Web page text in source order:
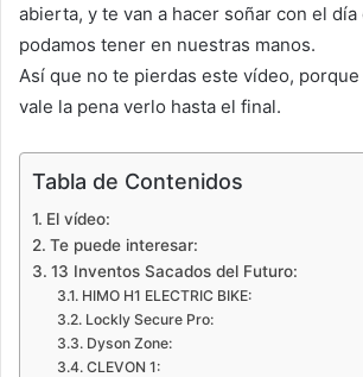
abierta, y te van a hacer soñar con el día
podamos tener en nuestras manos.
Así que no te pierdas este vídeo,
vale la pena verlo hasta el final.
Tabla de Contenidos
El vídeo:
Te puede interesar:
13 Inventos Sacados del Futuro:
HIMO H1 ELECTRIC BIKE:
Lockly Secure Pro:
Dyson Zone:
CLEVON 1: